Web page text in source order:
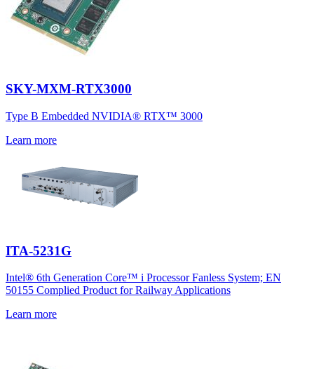
SKY-MXM-RTX3000
Type B Embedded NVIDIA® RTX™ 3000
Learn more
ITA-5231G
Intel® 6th Generation Core™ i Processor Fanless System; EN
50155 Complied Product for Railway Applications
Learn more